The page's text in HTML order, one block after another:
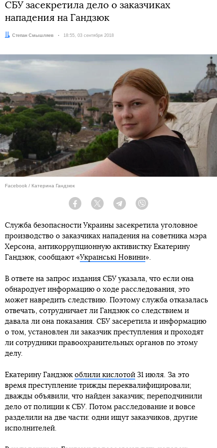
СБУ засекретила дело о заказчиках
нападения на Гандзюк
Автор:
Степан Смышляев Дата:
18:55, 03 сентября 2018
Facebook / Катерина Гандзюк
Facebook Twitter Telegram
Служба безопасности Украины засекретила уголовное
производство о заказчиках нападения на советника мэра
Херсона, антикоррупционную активистку Екатерину
Гандзюк, сообщают «Українські Новини».
В ответе на запрос издания СБУ указала, что если она
обнародует информацию о ходе расследования, это
может навредить следствию. Поэтому служба отказалась
отвечать, сотрудничает ли Гандзюк со следствием и
давала ли она показания. СБУ засеретила и информацию
о том, установлен ли заказчик преступления и проходят
ли сотрудники правоохранительных органов по этому
делу.
Екатерину Гандзюк облили кислотой 31 июля. За это
время преступление трижды переквалифицировали;
дважды объявили, что найден заказчик; переподчинили
дело от полиции к СБУ. Потом расследование и вовсе
разделили на две части: одни ищут заказчиков, другие
исполнителей.